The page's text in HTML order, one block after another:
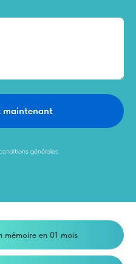
maintenant
générales
mémoire en 01 mois